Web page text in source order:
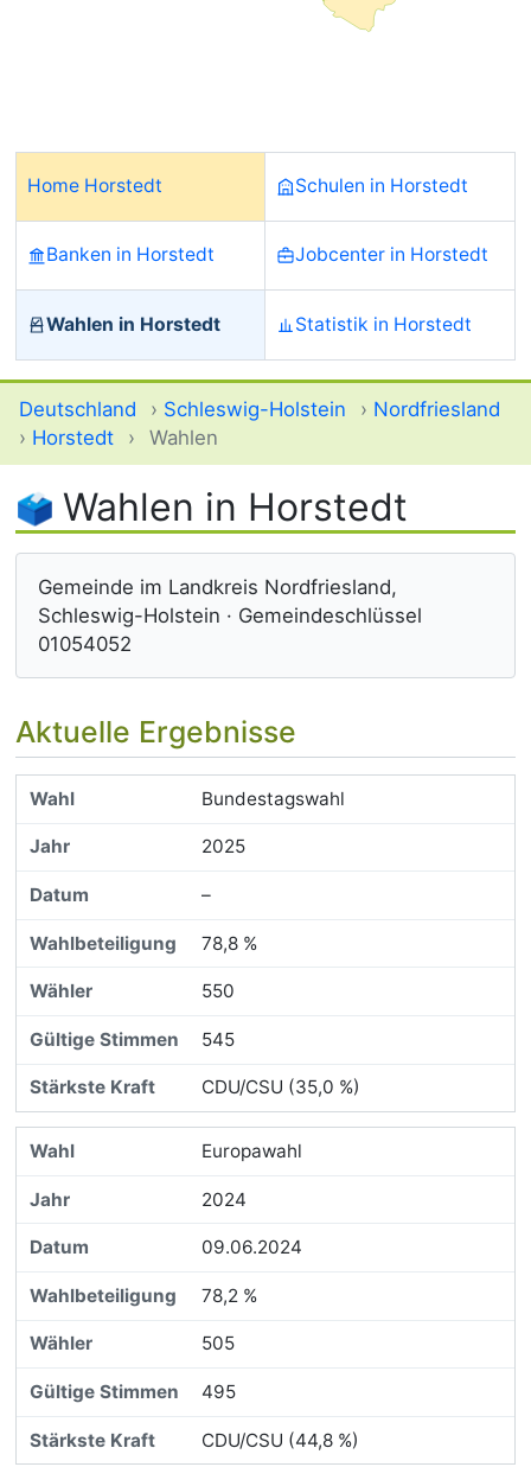
Home Horstedt Schulen in Horstedt
Banken in Horstedt Jobcenter in Horstedt
Wahlen in Horstedt Statistik in Horstedt
Deutschland › Schleswig-Holstein › Nordfriesland
› Horstedt › Wahlen
Wahlen in Horstedt
Gemeinde im Landkreis Nordfriesland,
Schleswig-Holstein · Gemeindeschlüssel
01054052
Aktuelle Ergebnisse
Bundestagswahl
2025
–
78,8 %
550
545
CDU/CSU (35,0 %)
Europawahl
2024
09.06.2024
78,2 %
505
495
CDU/CSU (44,8 %)